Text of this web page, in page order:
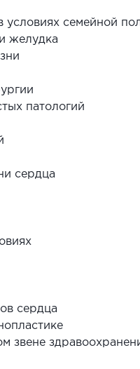
семейной
желудка
патологий
сердца
сердца
звене